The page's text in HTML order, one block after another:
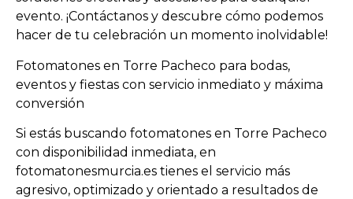
evento. ¡Contáctanos y descubre cómo podemos
hacer de tu celebración un momento inolvidable!
Fotomatones en Torre Pacheco para bodas,
eventos y fiestas con servicio inmediato y máxima
conversión
Si estás buscando fotomatones en Torre Pacheco
con disponibilidad inmediata, en
fotomatonesmurcia.es tienes el servicio más
agresivo, optimizado y orientado a resultados de